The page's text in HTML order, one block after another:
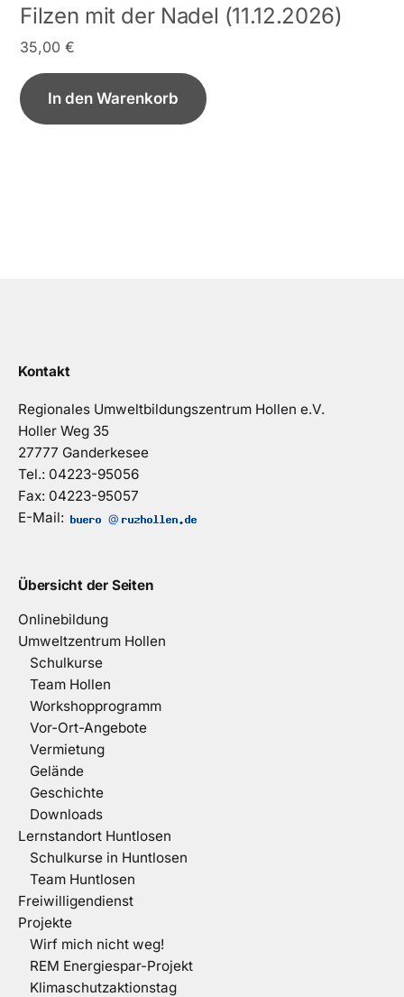
Filzen mit der Nadel (11.12.2026)
35,00€
In den Warenkorb
Kontakt
Regionales Umweltbildungszentrum Hollen e.V.
Holler Weg 35
27777 Ganderkesee
Tel.: 04223-95056
Fax: 04223-95057
E-Mail:
@
Übersicht der Seiten
Onlinebildung
Umweltzentrum Hollen
Schulkurse
Team Hollen
Workshopprogramm
Vor-Ort-Angebote
Vermietung
Gelände
Geschichte
Downloads
Lernstandort Huntlosen
Schulkurse in Huntlosen
Team Huntlosen
Freiwilligendienst
Projekte
Wirf mich nicht weg!
REM Energiespar-Projekt
Klimaschutzaktionstag